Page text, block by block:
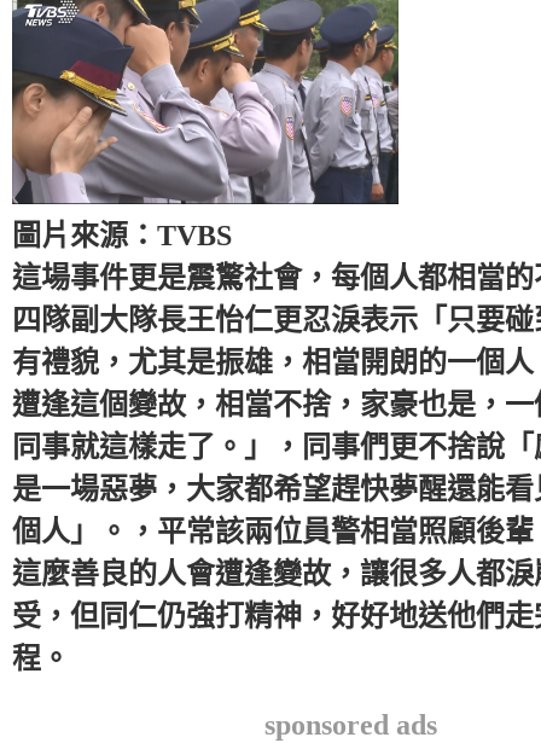
圖片來源：TVBS
這場事件更是震驚社會，每個人都相當
四隊副大隊長王怡仁更忍淚表示「只要
有禮貌，尤其是振雄，相當開朗的一個
遭逢這個變故，相當不捨，家豪也是，
同事就這樣走了。」，同事們更不捨說
是一場惡夢，大家都希望趕快夢醒還能
個人」。，平常該兩位員警相當照顧後
這麼善良的人會遭逢變故，讓很多人都
受，但同仁仍強打精神，好好地送他們
程。
sponsored ads